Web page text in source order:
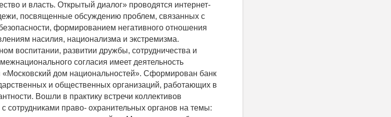
и власть. Открытый диалог» проводятся интернет-
посвященные обсуждению проблем, связанных с
формированием негативного отношения
насилия, национализма и экстремизма.
воспитании, развитии дружбы, сотрудничества и
согласия имеет деятельность
«Московский дом национальностей». Сформирован банк
и общественных организаций, работающих в
Вошли в практику встречи коллективов
сотрудниками право- охранительных органов на темы: